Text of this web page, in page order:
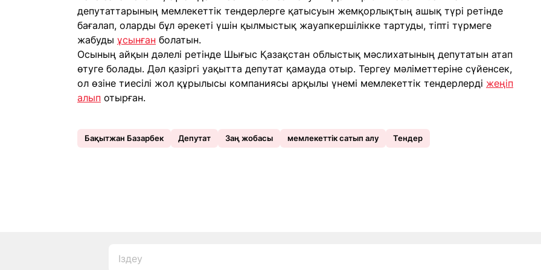
депутаттарының мемлекеттік тендерлерге қатысуын жемқорлықтың ашық түрі ретінде
бағалап, оларды бұл әрекеті үшін қылмыстық жауапкершілікке тартуды, тіпті түрмеге
жабуды ұсынған болатын.
Осының айқын дәлелі ретінде Шығыс Қазақстан облыстық мәслихатының депутатын атап
өтуге болады. Дәл қазіргі уақытта депутат қамауда отыр. Тергеу мәліметтеріне сүйенсек,
ол өзіне тиесілі жол құрылысы компаниясы арқылы үнемі мемлекеттік тендерлерді жеңіп
алып отырған.
Бақытжан Базарбек Депутат Заң жобасы мемлекеттік сатып алу Тендер